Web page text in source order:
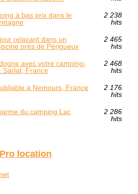
à bas prix dans le
2 238
hits
relaxant dans un
près de Périgueux
2 465
hits
avec votre camping-
Sarlat, France
2 468
hits
à Nemours, France
2 176
hits
du camping Lac
2 286
hits
Pro location